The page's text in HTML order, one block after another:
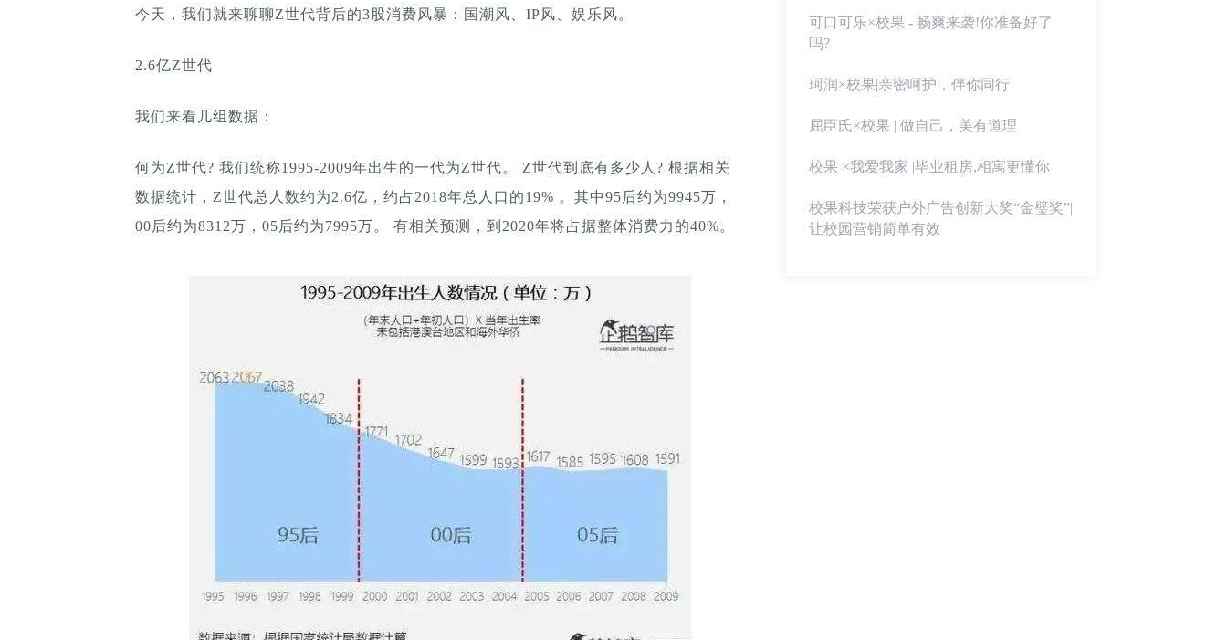
今天，我们就来聊聊Z世代背后的3股消费风暴：国潮风、IP风、娱乐风。
2.6亿Z世代
我们来看几组数据：
何为Z世代? 我们统称1995-2009年出生的一代为Z世代。 Z世代到底有多少人? 根据相关
数据统计，Z世代总人数约为2.6亿，约占2018年总人口的19% 。其中95后约为9945万，
00后约为8312万，05后约为7995万。 有相关预测，到2020年将占据整体消费力的40%。
可口可乐×校果 - 畅爽来袭!你准备好了
吗?
珂润×校果|亲密呵护，伴你同行
屈臣氏×校果 | 做自己，美有道理
校果 ×我爱我家 |毕业租房,相寓更懂你
校果科技荣获户外广告创新大奖“金璧奖”|
让校园营销简单有效